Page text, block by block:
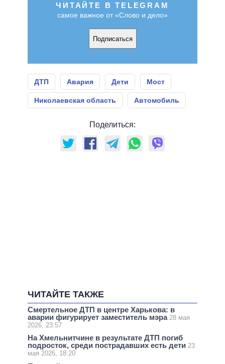
ЧИТАЙТЕ В TELEGRAM
самое важное от «Слово и дело»
Подписаться
ДТП Авария Дети Мост
Николаевская область Автомобиль
Поделиться:
ЧИТАЙТЕ ТАКЖЕ
Смертельное ДТП в центре Харькова: в
аварии фигурирует заместитель мэра 28 мая
2026, 23:57
На Хмельнитчине в результате ДТП погиб
подросток, среди пострадавших есть дети 23
мая 2026, 18:20